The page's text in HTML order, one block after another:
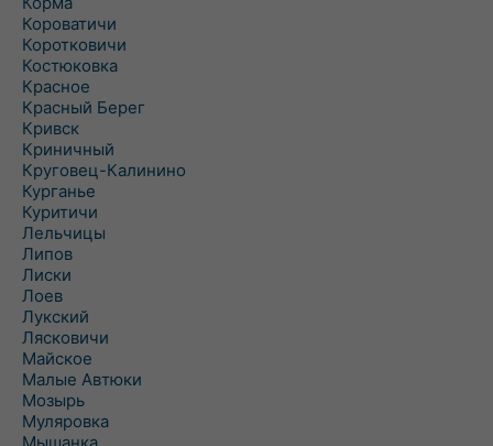
Короватичи
Коротковичи
Костюковка
Красное
Красный Берег
Кривск
Криничный
Круговец-Калинино
Курганье
Куритичи
Лельчицы
Липов
Лиски
Лоев
Лукский
Лясковичи
Майское
Малые Автюки
Мозырь
Муляровка